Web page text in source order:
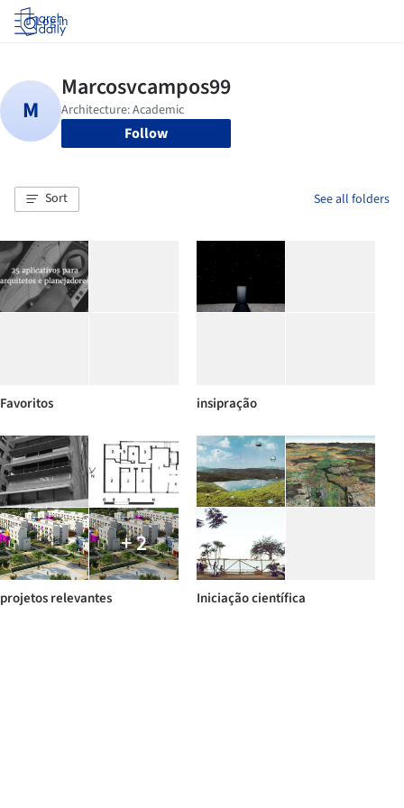
Log in
Follow
Sort See all folders
Favoritos insipração
+ 2
projetos relevantes Iniciação científica